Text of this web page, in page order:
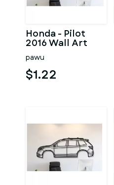
Honda - Pilot
2016 Wall Art
pawu
$1.22